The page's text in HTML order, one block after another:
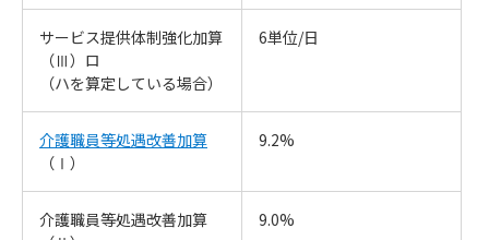
サービス提供体制強化加算
（Ⅲ）ロ
（ハを算定している場合）
6単位/日
介護職員等処遇改善加算
（Ⅰ）
9.2%
介護職員等処遇改善加算
9.0%